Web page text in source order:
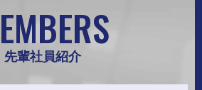
先輩社員紹介